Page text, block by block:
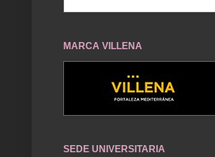
MARCA VILLENA
SEDE UNIVERSITARIA